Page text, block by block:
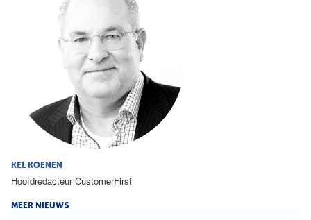
KEL KOENEN
Hoofdredacteur CustomerFirst
MEER NIEUWS